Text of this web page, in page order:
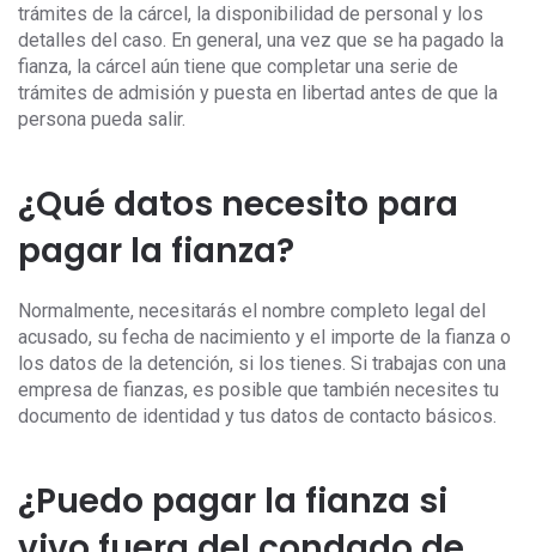
trámites de la cárcel, la disponibilidad de personal y los
detalles del caso. En general, una vez que se ha pagado la
fianza, la cárcel aún tiene que completar una serie de
trámites de admisión y puesta en libertad antes de que la
persona pueda salir.
¿Qué datos necesito para
pagar la fianza?
Normalmente, necesitarás el nombre completo legal del
acusado, su fecha de nacimiento y el importe de la fianza o
los datos de la detención, si los tienes. Si trabajas con una
empresa de fianzas, es posible que también necesites tu
documento de identidad y tus datos de contacto básicos.
¿Puedo pagar la fianza si